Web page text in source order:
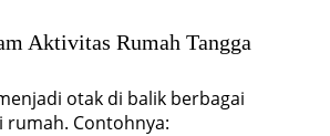
Aktivitas Rumah Tangga
otak di balik berbagai
Contohnya: